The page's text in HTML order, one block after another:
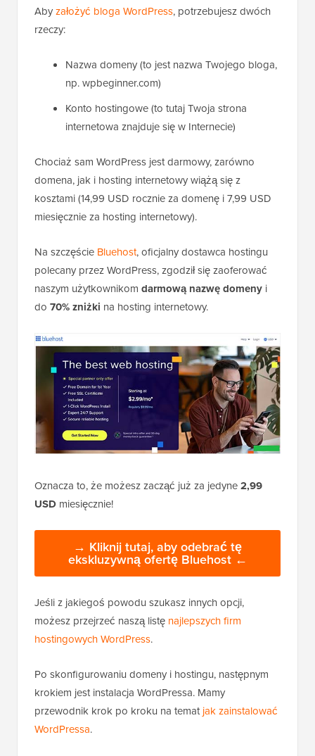
Abyzałożyć bloga WordPress, potrzebujesz dwóch
rzeczy:
Nazwa domeny (to jest nazwa Twojego bloga,
np. wpbeginner.com)
Konto hostingowe (to tutaj Twoja strona
internetowa znajduje się w Internecie)
Chociaż sam WordPress jest darmowy, zarówno
domena, jak i hosting internetowy wiążą się z
kosztami (14,99 USD rocznie za domenę i 7,99 USD
miesięcznie za hosting internetowy).
Na szczęście Bluehost, oficjalny dostawca hostingu
polecany przez WordPress, zgodził się zaoferować
naszym użytkownikom darmową nazwę domeny i
do 70% zniżki na hosting internetowy.
Oznacza to, że możesz zacząć już za jedyne2,99
USD miesięcznie!
→ Kliknij tutaj, aby odebrać tę
ekskluzywną ofertę Bluehost ←
Jeśli z jakiegoś powodu szukasz innych opcji,
możesz przejrzeć naszą listę najlepszych firm
hostingowych WordPress.
Po skonfigurowaniu domeny i hostingu, następnym
krokiem jest instalacja WordPressa. Mamy
przewodnik krok po kroku na tematjak zainstalować
WordPressa.